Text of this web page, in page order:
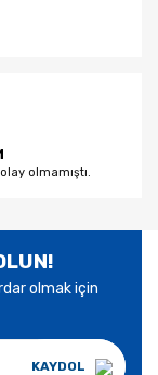
olmamıştı.
olmak için
KAYDOL